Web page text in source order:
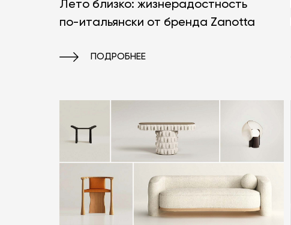
Лето близко: жизнерадостность
по-итальянски от бренда Zanotta
ПОДРОБНЕЕ